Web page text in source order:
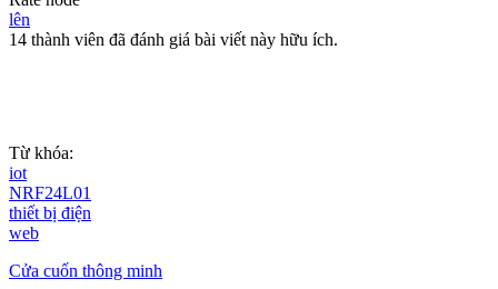
lên
14 thành viên đã đánh giá bài viết này hữu ích.
Từ khóa:
iot
NRF24L01
thiết bị điện
web
Cửa cuốn thông minh